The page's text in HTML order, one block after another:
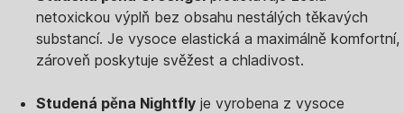
netoxickou výplň bez obsahu nestálých těkavých
substancí. Je vysoce elastická a maximálně komfortní,
zároveň poskytuje svěžest a chladivost.
Studená pěna Nightfly je vyrobena z vysoce